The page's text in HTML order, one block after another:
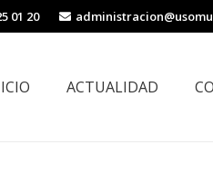
01 20
ACTUALIDAD